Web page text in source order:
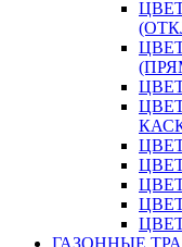
ГАЗОННЫЕ